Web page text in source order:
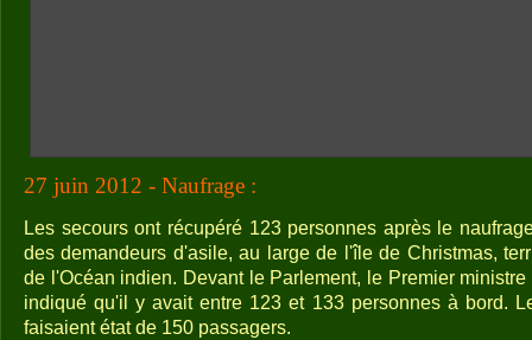
27 juin 2012 - Naufrage :
Les secours ont récupéré 123 personnes après le
des demandeurs d'asile, au large de l'île de Christmas,
de l'Océan indien. Devant le Parlement, le Premier
indiqué qu'il y avait entre 123 et 133 personnes à bord.
faisaient état de 150 passagers.